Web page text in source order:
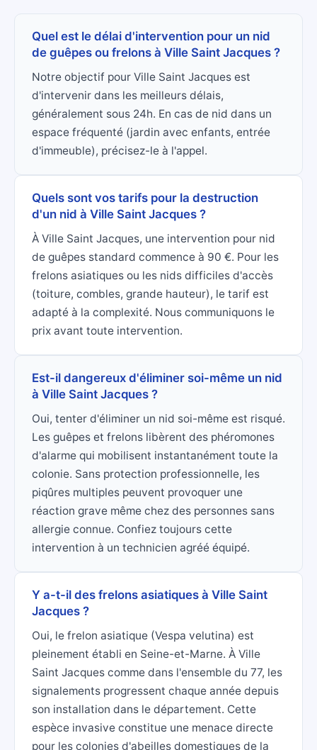
Quel est le délai d'intervention pour un nid
de guêpes ou frelons à Ville Saint Jacques ?
Notre objectif pour Ville Saint Jacques est
d'intervenir dans les meilleurs délais,
généralement sous 24h. En cas de nid dans un
espace fréquenté (jardin avec enfants, entrée
d'immeuble), précisez-le à l'appel.
Quels sont vos tarifs pour la destruction
d'un nid à Ville Saint Jacques ?
À Ville Saint Jacques, une intervention pour nid
de guêpes standard commence à 90 €. Pour les
frelons asiatiques ou les nids difficiles d'accès
(toiture, combles, grande hauteur), le tarif est
adapté à la complexité. Nous communiquons le
prix avant toute intervention.
Est-il dangereux d'éliminer soi-même un nid
à Ville Saint Jacques ?
Oui, tenter d'éliminer un nid soi-même est risqué.
Les guêpes et frelons libèrent des phéromones
d'alarme qui mobilisent instantanément toute la
colonie. Sans protection professionnelle, les
piqûres multiples peuvent provoquer une
réaction grave même chez des personnes sans
allergie connue. Confiez toujours cette
intervention à un technicien agréé équipé.
Y a-t-il des frelons asiatiques à Ville Saint
Jacques ?
Oui, le frelon asiatique (Vespa velutina) est
pleinement établi en Seine-et-Marne. À Ville
Saint Jacques comme dans l'ensemble du 77, les
signalements progressent chaque année depuis
son installation dans le département. Cette
espèce invasive constitue une menace directe
pour les colonies d'abeilles domestiques de la